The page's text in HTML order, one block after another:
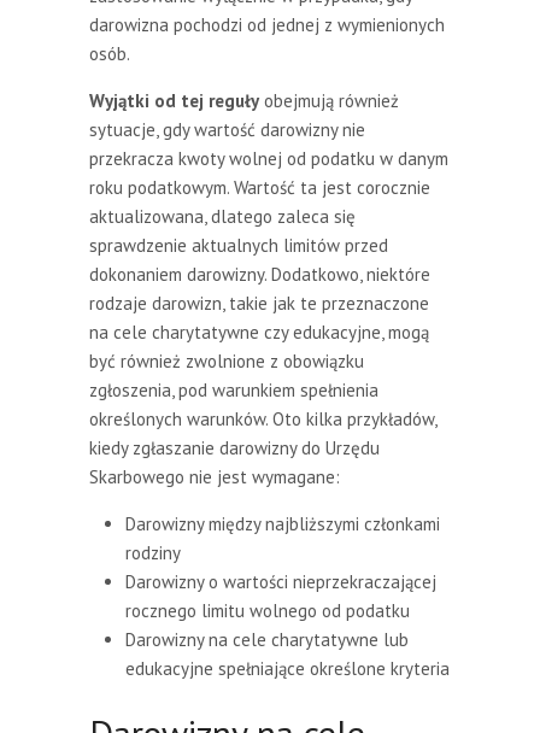
darowizna pochodzi od jednej z wymienionych
osób.
Wyjątki od tej reguły obejmują również
sytuacje, gdy wartość darowizny nie
przekracza kwoty wolnej od podatku w danym
roku podatkowym. Wartość ta jest corocznie
aktualizowana, dlatego zaleca się
sprawdzenie aktualnych limitów przed
dokonaniem darowizny. Dodatkowo, niektóre
rodzaje darowizn, takie jak te przeznaczone
na cele charytatywne czy edukacyjne, mogą
być również zwolnione z obowiązku
zgłoszenia, pod warunkiem spełnienia
określonych warunków. Oto kilka przykładów,
kiedy zgłaszanie darowizny do Urzędu
Skarbowego nie jest wymagane:
Darowizny między najbliższymi członkami
rodziny
Darowizny o wartości nieprzekraczającej
rocznego limitu wolnego od podatku
Darowizny na cele charytatywne lub
edukacyjne spełniające określone kryteria